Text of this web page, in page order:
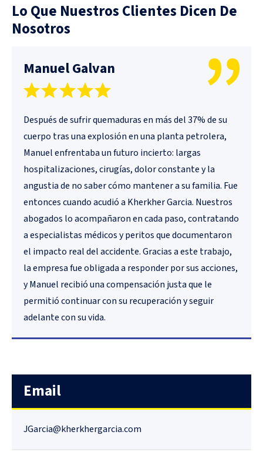
Lo Que Nuestros Clientes Dicen De
Nosotros
Manuel Galvan
Después de sufrir quemaduras en más del 37% de su
cuerpo tras una explosión en una planta petrolera,
Manuel enfrentaba un futuro incierto: largas
hospitalizaciones, cirugías, dolor constante y la
angustia de no saber cómo mantener a su familia. Fue
entonces cuando acudió a Kherkher Garcia. Nuestros
abogados lo acompañaron en cada paso, contratando
a especialistas médicos y peritos que documentaron
el impacto real del accidente. Gracias a este trabajo,
la empresa fue obligada a responder por sus acciones,
y Manuel recibió una compensación justa que le
permitió continuar con su recuperación y seguir
adelante con su vida.
Email
JGarcia@kherkhergarcia.com